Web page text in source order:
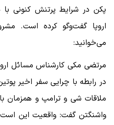
پکن در شرایط پرتنش کنونی
اروپا گفت‌وگو کرده است.
می‌خوانید:
مرتضی مکی کارشناس مسائل
در رابطه با چرایی سفر اخیر
ملاقات شی و ترامپ و همزمان
واشنگتن گفت: واقعیت این است